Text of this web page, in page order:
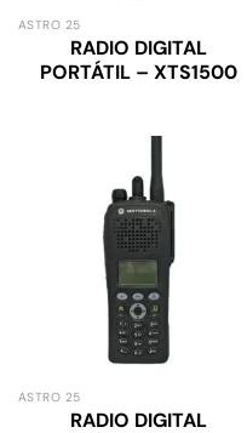
ASTRO 25
RADIO DIGITAL
PORTÁTIL – XTS1500
ASTRO 25
RADIO DIGITAL